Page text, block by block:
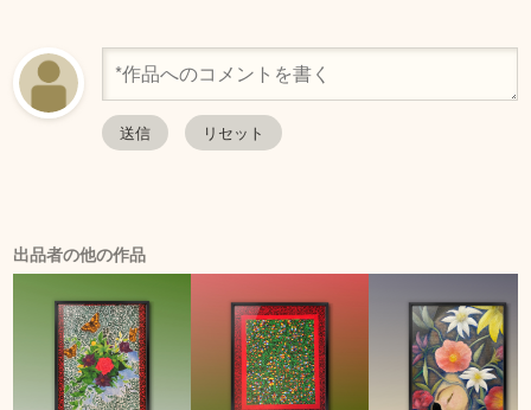
出品者の他の作品